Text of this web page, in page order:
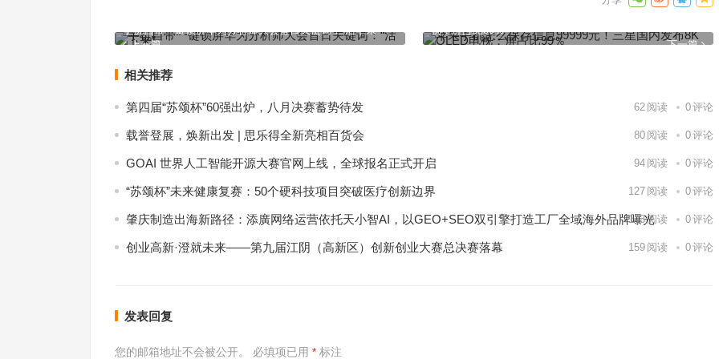
上一篇
手机自带一键锁屏华为分析师大会首日关键词：“活下来”
下一篇
视：屏占比99％
相关推荐
第四届“苏颂杯”60强出炉，八月决赛蓄势待发 62 阅读 0评论
载誉登展，焕新出发 | 思乐得全新亮相百货会 80 阅读 0评论
GOAI 世界人工智能开源大赛官网上线，全球报名正式开启 94 阅读 0评论
“苏颂杯”未来健康复赛：50个硬科技项目突破医疗创新边界 127 阅读 0评论
肇庆制造出海新路径：添廣网络运营依托天小智AI，以GEO+SEO双引擎打造工厂全域海外品牌曝光
143阅读 0评论
创业高新·澄就未来——第九届江阴（高新区）创新创业大赛总决赛落幕 159 阅读 0评论
发表回复
您的邮箱地址不会被公开。 必填项已用 * 标注